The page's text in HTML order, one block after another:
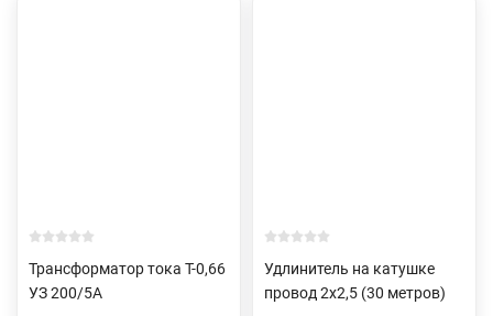
Трансформатор тока Т-0,66
УЗ 200/5А
Удлинитель на катушке
провод 2х2,5 (30 метров)